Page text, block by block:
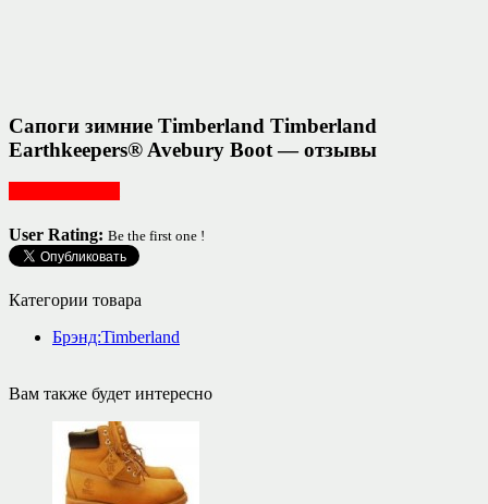
Сапоги зимние Timberland Timberland
Earthkeepers® Avebury Boot — отзывы
User Rating: Be the first one !
Категории товара
Брэнд:Timberland
Вам также будет интересно